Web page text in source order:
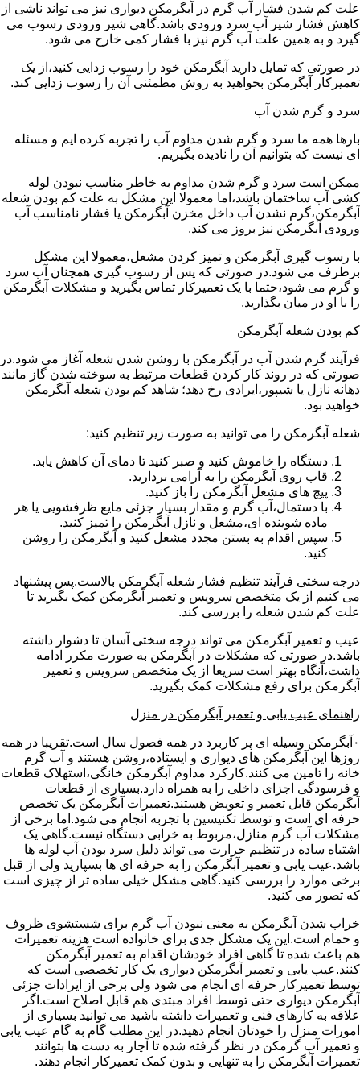
علت کم شدن فشار آب گرم در آبگرمکن دیواری نیز می تواند ناشی از
کاهش فشار شیر آب سرد ورودی باشد.گاهی شیر ورودی رسوب می
گیرد و به همین علت آب گرم نیز با فشار کمی خارج می شود.
در صورتی که تمایل دارید آبگرمکن خود را رسوب زدایی کنید،از یک
تعمیرکار آبگرمکن بخواهید به روش مطمئنی آن را رسوب زدایی کند.
سرد و گرم شدن آب
بارها همه ما سرد و گرم شدن مداوم آب را تجربه کرده ایم و مسئله
ای نیست که بتوانیم آن را نادیده بگیریم.
ممکن است سرد و گرم شدن مداوم به خاطر مناسب نبودن لوله
کشی آب ساختمان باشد،اما معمولا این مشکل به علت کم بودن شعله
آبگرمکن،گرم نشدن آب داخل مخزن آبگرمکن یا فشار نامناسب آب
ورودی آبگرمکن نیز بروز می کند.
با رسوب گیری آبگرمکن و تمیز کردن مشعل،معمولا این مشکل
برطرف می شود.در صورتی که پس از رسوب گیری همچنان آب سرد
و گرم می شود،حتما با یک تعمیرکار تماس بگیرید و مشکلات آبگرمکن
را با او در میان بگذارید.
کم بودن شعله آبگرمکن
فرآیند گرم شدن آب در آبگرمکن با روشن شدن شعله آغاز می شود.در
صورتی که در روند کار کردن قطعات مرتبط به سوخته شدن گاز مانند
دهانه نازل یا شیپور،ایرادی رخ دهد؛ شاهد کم بودن شعله آبگرمکن
خواهید بود.
شعله آبگرمکن را می توانید به صورت زیر تنظیم کنید:
دستگاه را خاموش کنید و صبر کنید تا دمای آن کاهش یابد.
قاب روی آبگرمکن را به آرامی بردارید.
پیچ های مشعل آبگرمکن را باز کنید.
با دستمال،آب گرم و مقدار بسیار جزئی مایع ظرفشویی یا هر
ماده شوینده ای،مشعل و نازل آبگرمکن را تمیز کنید.
سپس اقدام به بستن مجدد مشعل کنید و آبگرمکن را روشن
کنید.
درجه سختی فرآیند تنظیم فشار شعله آبگرمکن بالاست.پس پیشنهاد
می کنیم از یک متخصص سرویس و تعمیر آبگرمکن کمک بگیرید تا
علت کم شدن شعله را بررسی کند.
عیب و تعمیر آبگرمکن می تواند درجه سختی آسان تا دشوار داشته
باشد.در صورتی که مشکلات در آبگرمکن به صورت مکرر ادامه
داشت،آنگاه بهتر است سریعا از یک متخصص سرویس و تعمیر
آبگرمکن برای رفع مشکلات کمک بگیرید.
راهنمای عیب یابی و تعمیر آبگرمکن در منزل
۰آبگرمکن وسیله ای پر کاربرد در همه فصول سال است.تقریبا در همه
روزها این آبگرمکن های دیواری و ایستاده،روشن هستند و آب گرم
خانه را تامین می کنند.کارکرد مداوم آبگرمکن خانگی،استهلاک قطعات
و فرسودگی اجزای داخلی را به همراه دارد.بسیاری از قطعات
آبگرمکن قابل تعمیر و تعویض هستند.تعمیرات آبگرمکن یک تخصص
حرفه ای است و توسط تکنیسین با تجربه انجام می شود.اما برخی از
مشکلات آب گرم منازل،مربوط به خرابی دستگاه نیست.گاهی یک
اشتباه ساده در تنظیم حرارت می تواند دلیل سرد بودن آب لوله ها
باشد.عیب یابی و تعمیر آبگرمکن را به حرفه ای ها بسپارید ولی از قبل
برخی موارد را بررسی کنید.گاهی مشکل خیلی ساده تر از چیزی است
که تصور می کنید.
خراب شدن آبگرمکن به معنی نبودن آب گرم برای شستشوی ظروف
و حمام است.این یک مشکل جدی برای خانواده است هزینه تعمیرات
هم باعث شده تا گاهی افراد خودشان اقدام به تعمیر آبگرمکن
کنند.عیب یابی و تعمیر آبگرمکن دیواری یک کار تخصصی است که
توسط تعمیرکار حرفه ای انجام می شود ولی برخی از ایرادات جزئی
آبگرمکن دیواری حتی توسط افراد مبتدی هم قابل اصلاح است.اگر
علاقه به کارهای فنی و تعمیرات داشته باشید می توانید بسیاری از
امورات منزل را خودتان انجام دهید.در این مطلب گام به گام عیب یابی
و تعمیر آب گرمکن در نظر گرفته شده تا آچار به دست ها بتوانند
تعمیرات آبگرمکن را به تنهایی و بدون کمک تعمیرکار انجام دهند.